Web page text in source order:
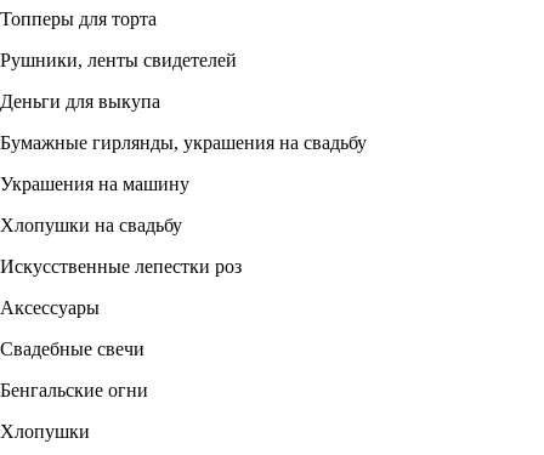
Топперы для торта
Рушники, ленты свидетелей
Деньги для выкупа
Бумажные гирлянды, украшения на свадьбу
Украшения на машину
Хлопушки на свадьбу
Искусственные лепестки роз
Аксессуары
Свадебные свечи
Бенгальские огни
Хлопушки